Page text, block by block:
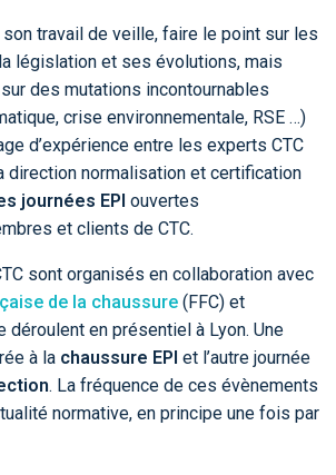
travail de veille, faire le point sur les
législation et ses évolutions, mais
des mutations incontournables
crise environnementale, RSE …)
d’expérience entre les experts CTC
direction normalisation et certification
journées EPI ouvertes
et clients de CTC.
sont organisés en collaboration avec
de la chaussure(FFC) et
déroulent en présentiel à Lyon. Une
à la chaussure EPI et l’autre journée
. La fréquence de ces évènements
normative, en principe une fois par